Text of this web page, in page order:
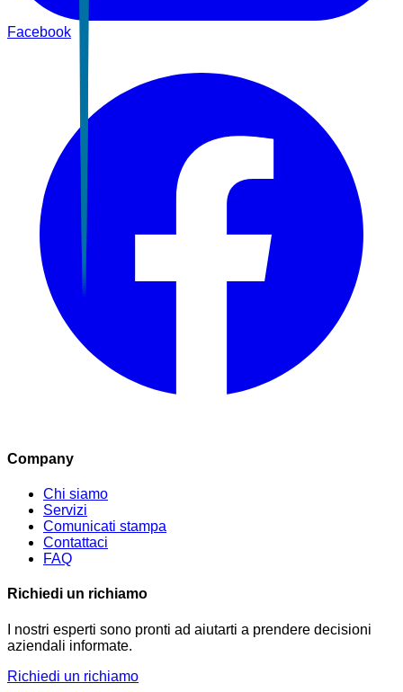
Facebook
Company
Chi siamo
Servizi
Comunicati stampa
Contattaci
FAQ
Richiedi un richiamo
I nostri esperti sono pronti ad aiutarti a prendere decisioni
aziendali informate.
Richiedi un richiamo